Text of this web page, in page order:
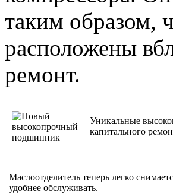
таким образом,
расположены
ремонт.
Уникальные
капитального
Маслоотделитель теперь легко
удобнее обслуживать.